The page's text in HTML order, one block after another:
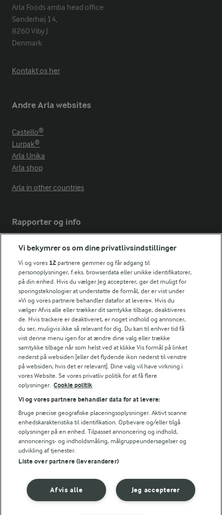
Arla Foods amba head office
Sønderhøj 14,
8260 Viby J
Denmark
Kontakt os her
Andre Arla websites
Castello®
Lurpak®
Arla Unika
Arla shop
Arla in other countries
Rapporter og info
Årsrapport
FarmAhead™ Check rapport
Andelshaverinfo: Mælkepris
Fødevarestyrelsens smiley-rapporter for Arla Foods
Fødevarestyrelsens smiley-rapporter for Jörd
Fødevarestyrelsens smiley-rapporter for Lurpak PB
Følg
© 2026 Arla Foods
Vælg en anden cookies
Betingelser for brug
Vi bekymrer os om dine privatlivsindstillinger
Vi og vores 12 partnere gemmer og får adgang til
personoplysninger, f.eks. browserdata eller unikke identifikatorer,
på din enhed. Hvis du vælger Jeg accepterer, gør det muligt for
sporingsteknologier at understøtte de formål, der er vist under
»Vi og vores partnere behandler datafor at levere«. Hvis du
vælger Afvis alle eller trækker dit samtykke tilbage, deaktiveres
de. Hvis trackere er deaktiveret, er noget indhold og annoncer,
du ser, muligvis ikke så relevant for dig. Du kan til enhver tid få
vist denne menu igen for at ændre dine valg eller trække
samtykke tilbage når som helst ved at klikke Vis formål på linket
nederst på websiden [eller det flydende ikon nederst til venstre
på websiden, hvis det er relevant]. Dine valg vil have virkning i
vores Website. Se vores privatliv politik for at få flere
oplysninger. Cookie politik
Vi og vores partnere behandler data for at levere:
Bruge præcise geografiske placeringsoplysninger. Aktivt scanne
enhedskarakteristika til identifikation. Opbevare og/eller tilgå
oplysninger på en enhed. Tilpasset annoncering og indhold,
annoncerings- og indholdsmåling, målgruppeundersøgelser og
udvikling af tjenester.
Liste over partnere (leverandører)
Jeg accepterer
Afvis alle